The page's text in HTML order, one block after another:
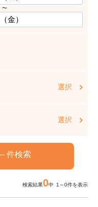
〜
選択
選択
検索結果0中 1～0件を表示